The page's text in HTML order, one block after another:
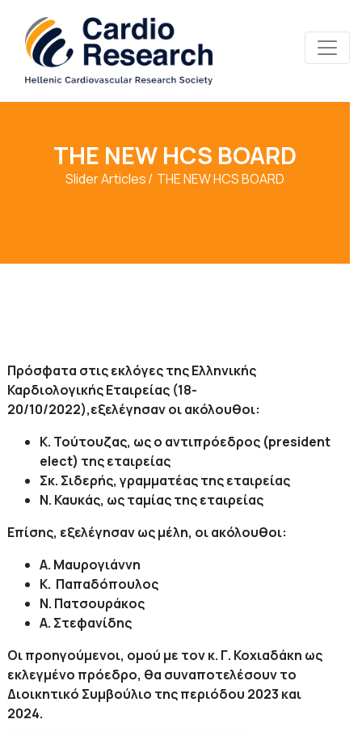
THE NEW HCS BOARD
Slider Articles THE NEW HCS BOARD
Πρόσφατα στις εκλόγες της Ελληνικής
Καρδιολογικής Εταιρείας (18-
20/10/2022),εξελέγησαν οι ακόλουθοι:
Κ. Τούτουζας, ως ο αντιπρόεδρος (president
elect) της εταιρείας
Σκ. Σιδερής, γραμματέας της εταιρείας
Ν. Καυκάς, ως ταμίας της εταιρείας
Επίσης, εξελέγησαν ως μέλη, οι ακόλουθοι:
Α. Μαυρογιάννη
Κ. Παπαδόπουλος
Ν. Πατσουράκος
Α. Στεφανίδης
Οι προηγούμενοι, ομού με τον κ. Γ. Κοχιαδάκη ως
εκλεγμένο πρόεδρο, θα συναποτελέσουν το
Διοικητικό Συμβούλιο της περιόδου 2023 και
2024.